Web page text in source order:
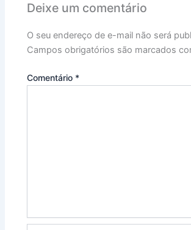
Deixe um comentário
O seu endereço de e-mail não será
Campos obrigatórios são marcados
Comentário *